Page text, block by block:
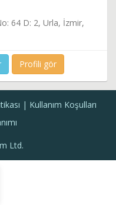
64 D: 2, Urla, İzmir,
Profili gör
Kullanım Koşulları
Ltd.